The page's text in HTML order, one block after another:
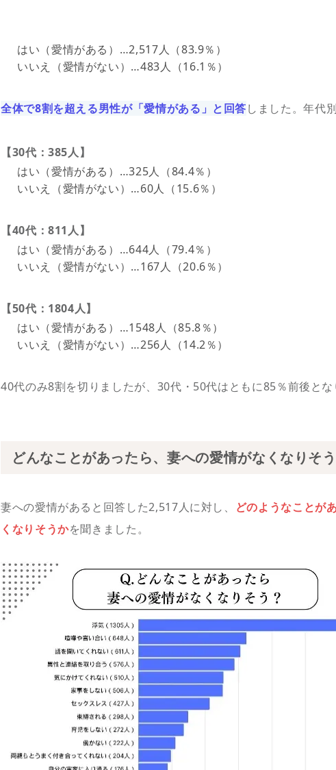
はい（愛情がある）…2,517人（83.9％）
いいえ（愛情がない）…483人（16.1％）
全体で8割を超える男性が「愛情がある」と回答しました。年代
【30代：385人】
はい（愛情がある）…325人（84.4％）
いいえ（愛情がない）…60人（15.6％）
【40代：811人】
はい（愛情がある）…644人（79.4％）
いいえ（愛情がない）…167人（20.6％）
【50代：1804人】
はい（愛情がある）…1548人（85.8％）
いいえ（愛情がない）…256人（14.2％）
40代のみ8割を切りましたが、30代・50代はともに85％前後とな
どんなことがあったら、妻への愛情がなくなりそ
妻への愛情があると回答した2,517人に対し、
どのようなことが
くなりそうかを聞きました。